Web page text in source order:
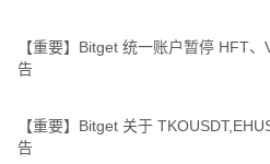
【重要】Bitget 统一账户暂停 HFT
告
【重要】Bitget 关于
告